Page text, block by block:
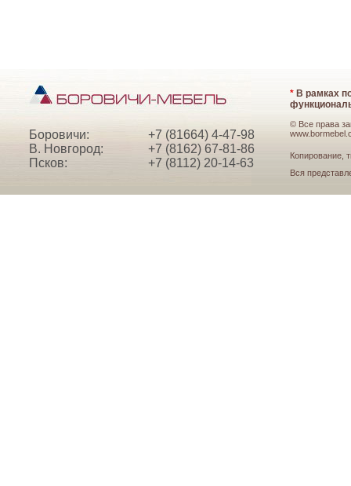
Боровичи:
+7 (81664) 4-47-98
В. Новгород:
+7 (8162) 67-81-86
Псков:
+7 (8112) 20-14-63
* В рамках
© Все права
Копирование,
Вся